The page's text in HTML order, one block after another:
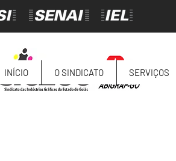
INÍCIO O SINDICATO SERVIÇOS